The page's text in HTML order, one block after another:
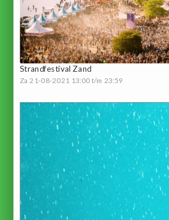
Strandfestival Zand
Za 21-08-2021 13:00 t/m 23:59